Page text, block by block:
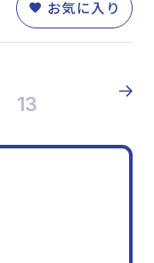
お気に入り
13